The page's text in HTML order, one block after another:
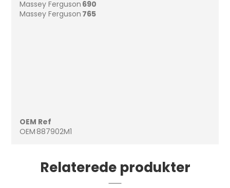
Massey Ferguson 690
Massey Ferguson 765
OEM Ref
OEM 887902M1
Relaterede produkter